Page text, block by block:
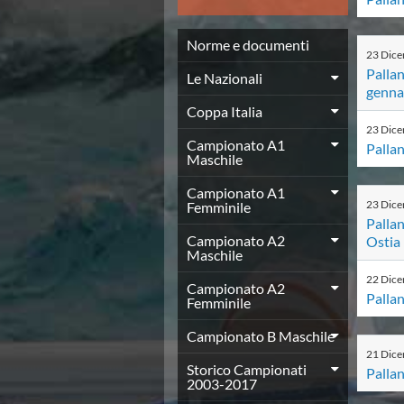
News
Flash News
Europei a modo Mei
Nuoto
Eventi attività agonistica
Calendario nazionale
Norme e documenti
Risultati e Classifiche
Graduatorie
Graduatorie Stagione 2025-2026
Azzurri
Records
News
Flash News
Pallanuoto
Norme e documenti
Le Nazionali
Coppa Italia
Campionato A1 Maschile
Campionato A1 Femminile
Norme e documenti
Le Nazionali
Coppa Italia
Campionato A1
Maschile
Campionato A1
Femminile
Campionato A2
Maschile
Campionato A2
Femminile
Campionato B Maschile
Storico Campionati
2003-2017
23
23
23
Ostia
22
21